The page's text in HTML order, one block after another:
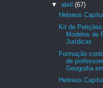
▼ abril (67)
Hebreus
Kit de
Modelos de
Jurídicas
Formação
de
Geografia
Hebreus